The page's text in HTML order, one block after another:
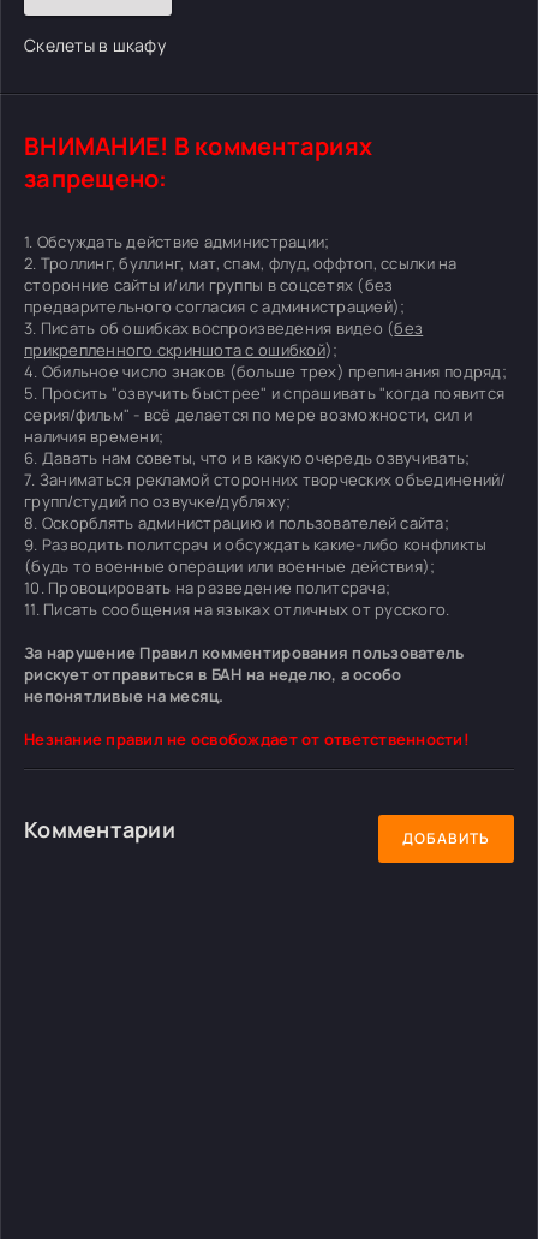
Скелеты в шкафу
ВНИМАНИЕ! В комментариях
запрещено:
1. Обсуждать действие администрации;
2. Троллинг, буллинг, мат, спам, флуд, оффтоп, ссылки на
сторонние сайты и/или группы в соцсетях (без
предварительного согласия с администрацией);
3. Писать об ошибках воспроизведения видео (без
прикрепленного скриншота с ошибкой);
4. Обильное число знаков (больше трех) препинания подряд;
5. Просить "озвучить быстрее" и спрашивать "когда появится
серия/фильм" - всё делается по мере возможности, сил и
наличия времени;
6. Давать нам советы, что и в какую очередь озвучивать;
7. Заниматься рекламой сторонних творческих объединений/
групп/студий по озвучке/дубляжу;
8. Оскорблять администрацию и пользователей сайта;
9. Разводить политсрач и обсуждать какие-либо конфликты
(будь то военные операции или военные действия);
10. Провоцировать на разведение политсрача;
11. Писать сообщения на языках отличных от русского.
За нарушение Правил комментирования пользователь
рискует отправиться в БАН на неделю, а особо
непонятливые на месяц.
Незнание правил не освобождает от ответственности!
Комментарии ДОБАВИТЬ